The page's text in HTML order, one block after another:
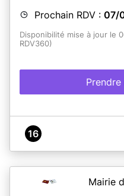
Prochain RDV : 07/
Disponibilité mise à jour le
RDV360)
16
Mairie